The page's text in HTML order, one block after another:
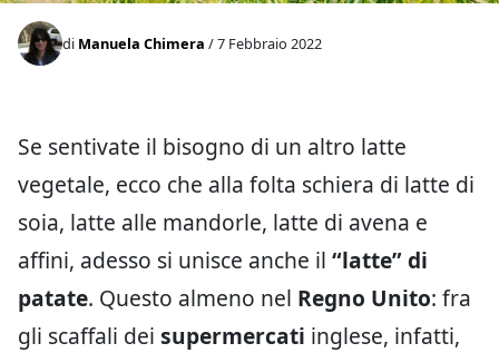
di Manuela Chimera / 7 Febbraio 2022
Se sentivate il bisogno di un altro latte
vegetale, ecco che alla folta schiera di latte di
soia, latte alle mandorle, latte di avena e
affini, adesso si unisce anche il “latte” di
patate. Questo almeno nel Regno Unito: fra
gli scaffali dei supermercati inglese, infatti,